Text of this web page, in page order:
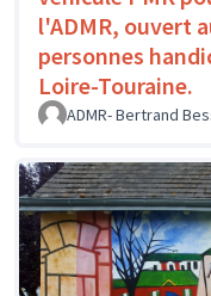
l'ADMR, ouvert
personnes
Loire-Touraine.
ADMR- Bertrand